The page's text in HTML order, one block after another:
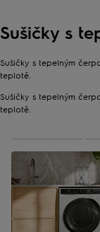
Sušičky s
Sušičky s tepelným
teplotě.
Sušičky s tepelným
teplotě.